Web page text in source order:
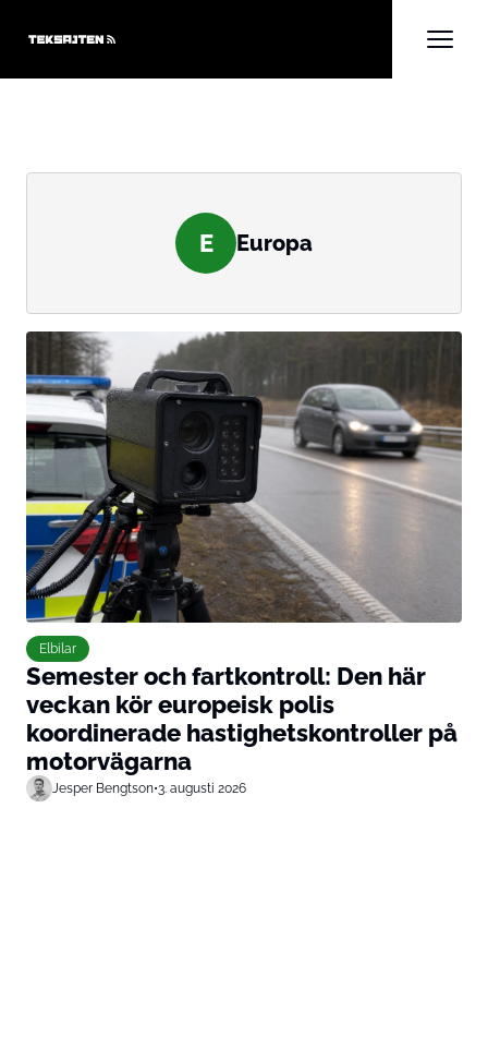
E Europa
Elbilar
Semester och fartkontroll: Den här
veckan kör europeisk polis
koordinerade hastighetskontroller på
motorvägarna
Jesper Bengtson•3. augusti 2026